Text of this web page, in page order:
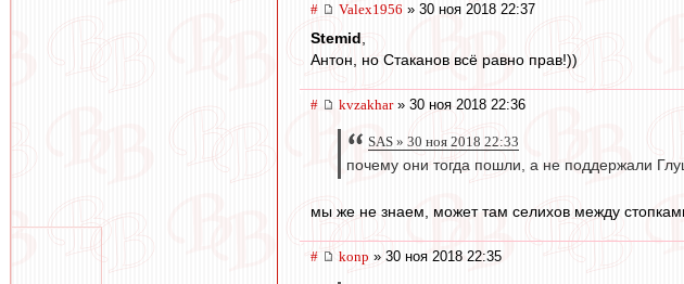
# Valex1956 » 30 ноя 2018 22:37
Stemid
Антон, но Стаканов всё равно прав!))
# kvzakhar» 30 ноя 2018 22:36
SAS » 30 ноя 2018 22:33
почему они тогда пошли, а не поддержали
мы же не знаем, может там селихов между
# konp » 30 ноя 2018 22:35